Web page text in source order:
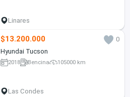
Linares
$13.200.000
0
Hyundai Tucson
2018 Bencina 105000 km
Las Condes